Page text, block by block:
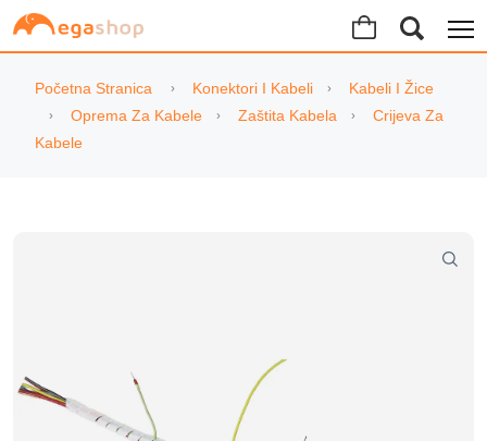
Početna Stranica Konektori I Kabeli
Kabeli I Žice
Oprema Za Kabele
Zaštita Kabela
Crijeva Za
Kabele